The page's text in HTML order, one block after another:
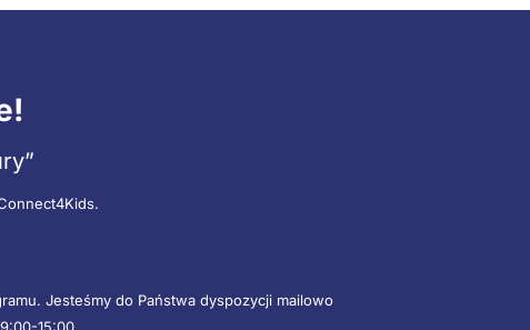
Jesteśmy do Państwa dyspozycji mailowo
15:00.